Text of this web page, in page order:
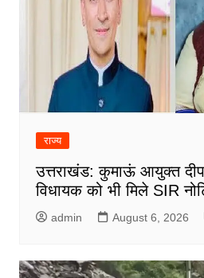
राज्य
उत्तराखंड: कुमाऊं आयुक्त
विधायक को भी मिले SIR
admin August 6, 2026